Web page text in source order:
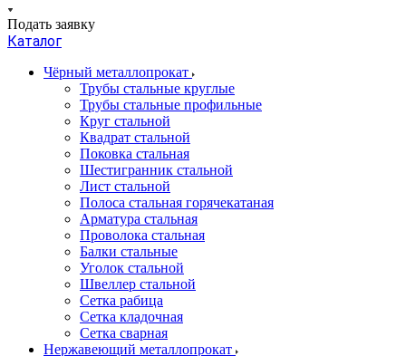
Подать заявку
Каталог
Чёрный металлопрокат
Трубы стальные круглые
Трубы стальные профильные
Круг стальной
Квадрат стальной
Поковка стальная
Шестигранник стальной
Лист стальной
Полоса стальная горячекатаная
Арматура стальная
Проволока стальная
Балки стальные
Уголок стальной
Швеллер стальной
Сетка рабица
Сетка кладочная
Сетка сварная
Нержавеющий металлопрокат